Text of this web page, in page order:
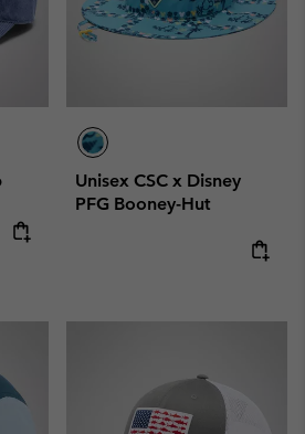
price:
price:
Unisex CSC x Disney
PFG Booney-Hut